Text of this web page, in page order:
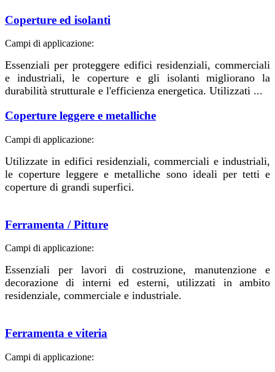
Coperture ed isolanti
Campi di applicazione:
Essenziali per proteggere edifici residenziali, commerciali
e industriali, le coperture e gli isolanti migliorano la
durabilità strutturale e l'efficienza energetica. Utilizzati ...
Coperture leggere e metalliche
Campi di applicazione:
Utilizzate in edifici residenziali, commerciali e industriali,
le coperture leggere e metalliche sono ideali per tetti e
coperture di grandi superfici.
Ferramenta / Pitture
Campi di applicazione:
Essenziali per lavori di costruzione, manutenzione e
decorazione di interni ed esterni, utilizzati in ambito
residenziale, commerciale e industriale.
Ferramenta e viteria
Campi di applicazione: